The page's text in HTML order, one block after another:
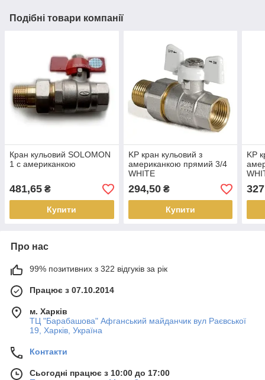
Подібні товари компанії
Кран кульовий SOLOMON
1 c американкою
481,65 ₴
Купити
KP кран кульовий з
американкою прямий 3/4
WHITE
294,50₴
Купити
KP
Про нас
99% позитивних з 322 відгуків за рік
Працює з 07.10.2014
м. Харків
ТЦ "Барабашова" Афганський майданчик вул Раєвської
19, Харків, Україна
Контакти
Сьогодні працює з 10:00 до 17:00